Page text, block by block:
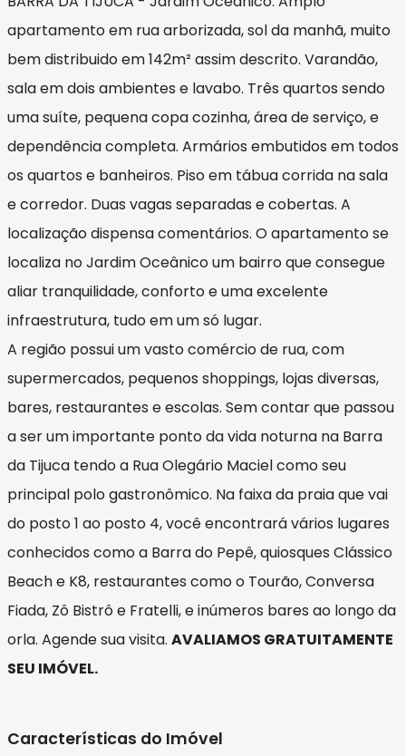
apartamento em rua arborizada, sol da manhã, muito
bem distribuido em 142m² assim descrito. Varandão,
sala em dois ambientes e lavabo. Três quartos sendo
uma suíte, pequena copa cozinha, área de serviço, e
dependência completa. Armários embutidos em todos
os quartos e banheiros. Piso em tábua corrida na sala
e corredor. Duas vagas separadas e cobertas. A
localização dispensa comentários. O apartamento se
localiza no Jardim Oceânico um bairro que consegue
aliar tranquilidade, conforto e uma excelente
infraestrutura, tudo em um só lugar.
A região possui um vasto comércio de rua, com
supermercados, pequenos shoppings, lojas diversas,
bares, restaurantes e escolas. Sem contar que passou
a ser um importante ponto da vida noturna na Barra
da Tijuca tendo a Rua Olegário Maciel como seu
principal polo gastronômico. Na faixa da praia que vai
do posto 1 ao posto 4, você encontrará vários lugares
conhecidos como a Barra do Pepê, quiosques Clássico
Beach e K8, restaurantes como o Tourão, Conversa
Fiada, Zô Bistrô e Fratelli, e inúmeros bares ao longo da
orla. Agende sua visita. AVALIAMOS GRATUITAMENTE
SEU IMÓVEL.
Características do Imóvel